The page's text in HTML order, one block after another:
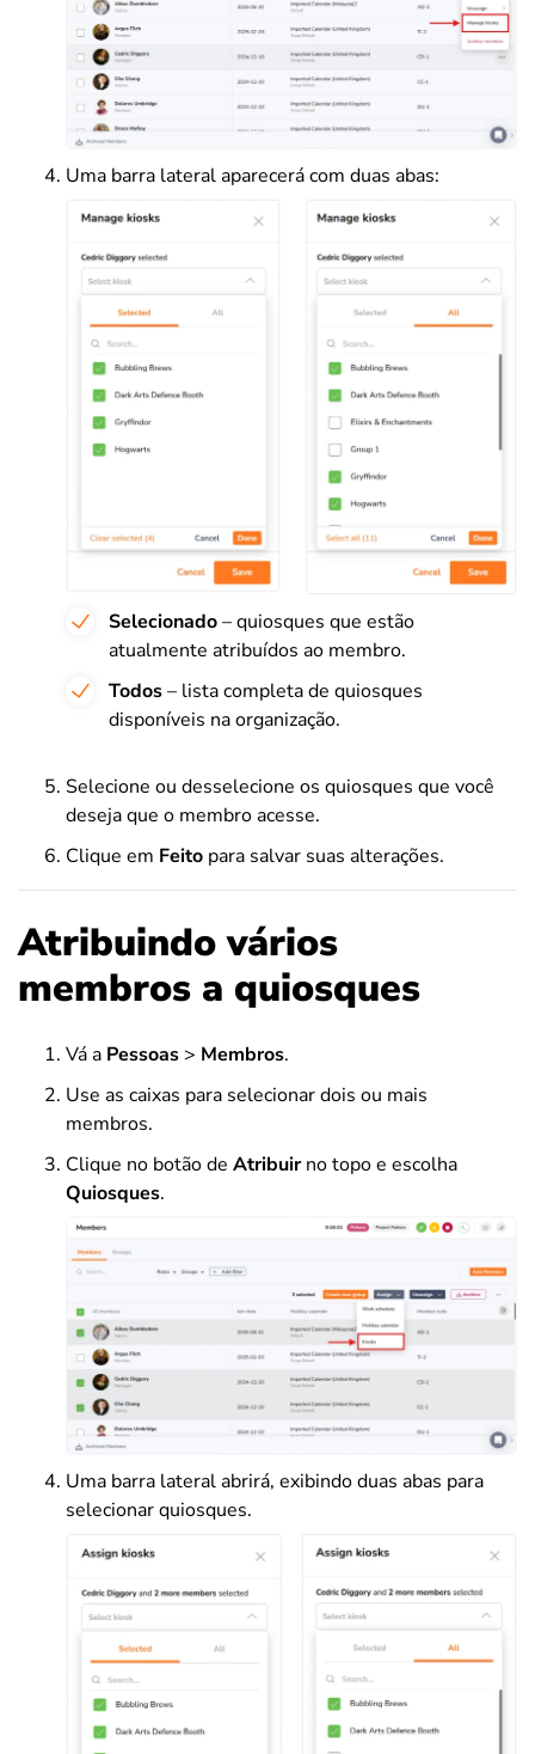
Uma barra lateral aparecerá com duas abas:
Selecionado– quiosques que estão
atualmente atribuídos ao membro.
Todos– lista completa de quiosques
disponíveis na organização.
Selecione ou desselecione os quiosques que você
deseja que o membro acesse.
Clique em Feito para salvar suas alterações.
Atribuindo vários
membros a quiosques
Vá a Pessoas > Membros.
Use as caixas para selecionar dois ou mais
membros.
Clique no botão de Atribuirno topo e escolha
Quiosques.
Uma barra lateral abrirá, exibindo duas abas para
selecionar quiosques.